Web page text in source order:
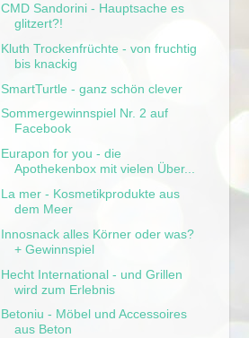
CMD Sandorini - Hauptsache es
glitzert?!
Kluth Trockenfrüchte - von fruchtig
bis knackig
SmartTurtle - ganz schön clever
Sommergewinnspiel Nr. 2 auf
Facebook
Eurapon for you - die
Apothekenbox mit vielen Über...
La mer - Kosmetikprodukte aus
dem Meer
Innosnack alles Körner oder was?
+ Gewinnspiel
Hecht International - und Grillen
wird zum Erlebnis
Betoniu - Möbel und Accessoires
aus Beton